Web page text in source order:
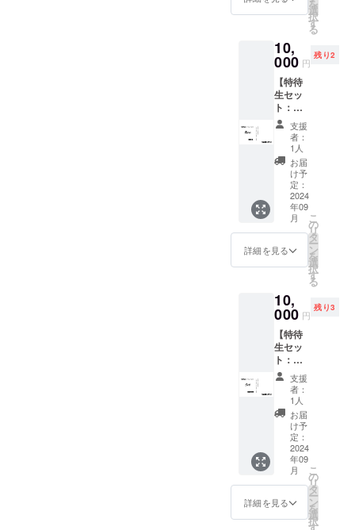
３者を
や公序
良俗に
反する
場合は
掲載を
お断り
させて
頂く場
合がご
ざいま
す。 そ
の場合
CAMPF
IREでご
ザーID
を掲載
す。
へ掲載
を希望
される
(文字の
み、
ニック
ネーム
等も可)
をご記
入くだ
さい。
掲載す
るお名
前や企
業名は
上、第
３者を
や公序
良俗に
反する
場合は
掲載を
お断り
させて
頂く場
合がご
ざいま
す。 そ
の場合
CAMPF
IREでご
ザーID
を掲載
※御礼
メッ
動画
（15
秒〜30
秒予
定）
データ
便にて
お送り
させて
頂きま
す。 ※
支援
時、必
ず備考
へ掲載
を希望
される
(文字の
み、
ニック
ネーム
等も可)
をご記
入くだ
さい。
掲載す
るお名
前や企
業名は
上、第
３者を
クレ
(Specia
l
Thanks
) ・出演
者から
のお礼
メッ
セージ
動画 ※
ほぼ決
定稿と
なりま
すの
で、一
部完成
映画と
異なる
※御礼
メッ
動画
（15
秒〜30
秒予
定）
データ
便にて
お送り
させて
頂きま
す。 ※
支援
時、必
ず備考
を
選
択
す
る
10,
000 円
残り2
【特待
生セッ
ト：西
玲名サ
イン入
り限定
台本
（追
加）】
・出演
者限定
サイン
入り台
本 ・エ
ンド
ジット
掲載
(Specia
Thanks
) ・出演
者から
のお礼
メッ
セージ
動画 ※
ほぼ決
定稿と
なりま
すの
で、一
部完成
支援
者：
1人
お届
け予
定：
2024
年09
月
詳細を見る
こ
の
リ
タ
ー
ン
を
選
択
す
る
10,
000 円
残り3
【特待
生セッ
ト：菅
原咲来
サイン
入り限
定台本
（追
加）】
・出演
者限定
サイン
入り台
本 ・エ
ンド
支援
者：
1人
お届
け予
定：
2024
年09
月
詳細を見る
こ
の
リ
タ
ー
ン
を
選
択